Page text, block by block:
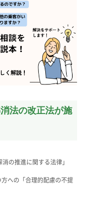
法の改正法が施
の推進に関する法律」
への「合理的配慮の不提